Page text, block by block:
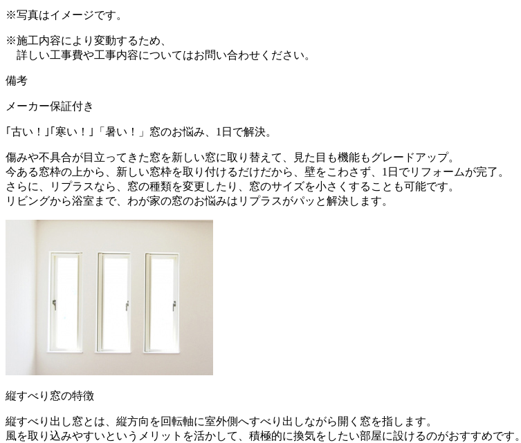
※写真はイメージです。
※施工内容により変動するため、
詳しい工事費や工事内容についてはお問い合わせください。
備考
メーカー保証付き
｢古い！｣｢寒い！｣「暑い！」窓のお悩み、1日で解決。
傷みや不具合が目立ってきた窓を新しい窓に取り替えて、見た目も機能もグレードアップ。
今ある窓枠の上から、新しい窓枠を取り付けるだけだから、壁をこわさず、1日でリフォームが完了。
さらに、リプラスなら、窓の種類を変更したり、窓のサイズを小さくすることも可能です。
リビングから浴室まで、わが家の窓のお悩みはリプラスがパッと解決します。
縦すべり窓の特徴
縦すべり出し窓とは、縦方向を回転軸に室外側へすべり出しながら開く窓を指します。
風を取り込みやすいというメリットを活かして、積極的に換気をしたい部屋に設けるのがおすすめです。